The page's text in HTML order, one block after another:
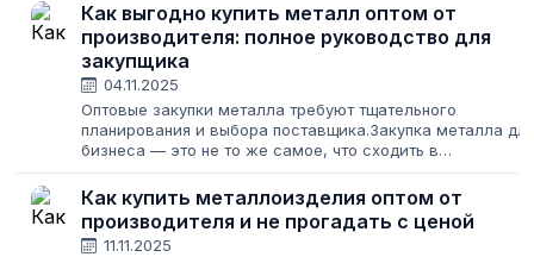
Как выгодно купить металл оптом от
производителя: полное руководство для
закупщика
04.11.2025
Оптовые закупки металла требуют тщательного
планирования и выбора поставщика.Закупка металла для
бизнеса — это не то же самое, что сходить в
на кону стоят крупные суммы, сроки проектов...
Как купить металлоизделия оптом от
производителя и не прогадать с ценой
11.11.2025